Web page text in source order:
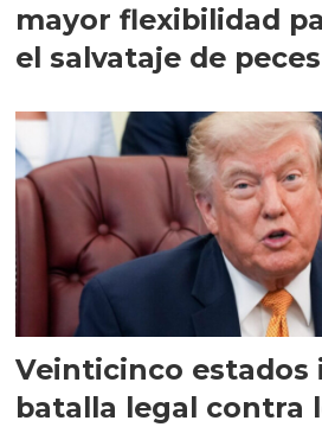
mayor flexibilidad
el salvataje de peces
Veinticinco estados
batalla legal contra